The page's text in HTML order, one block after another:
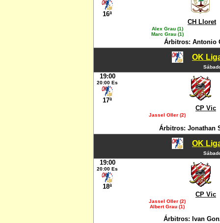
16ª
CH Lloret
Alex Grau (1)
Marc Grau (1)
Árbitros: Antonio
OK
19:00
20:00 Es
17ª
CP Vic
Jassel Oller (2)
Árbitros: Jonathan
OK
19:00
20:00 Es
18ª
CP Vic
Jassel Oller (2)
Albert Grau (1)
Árbitros: Ivan